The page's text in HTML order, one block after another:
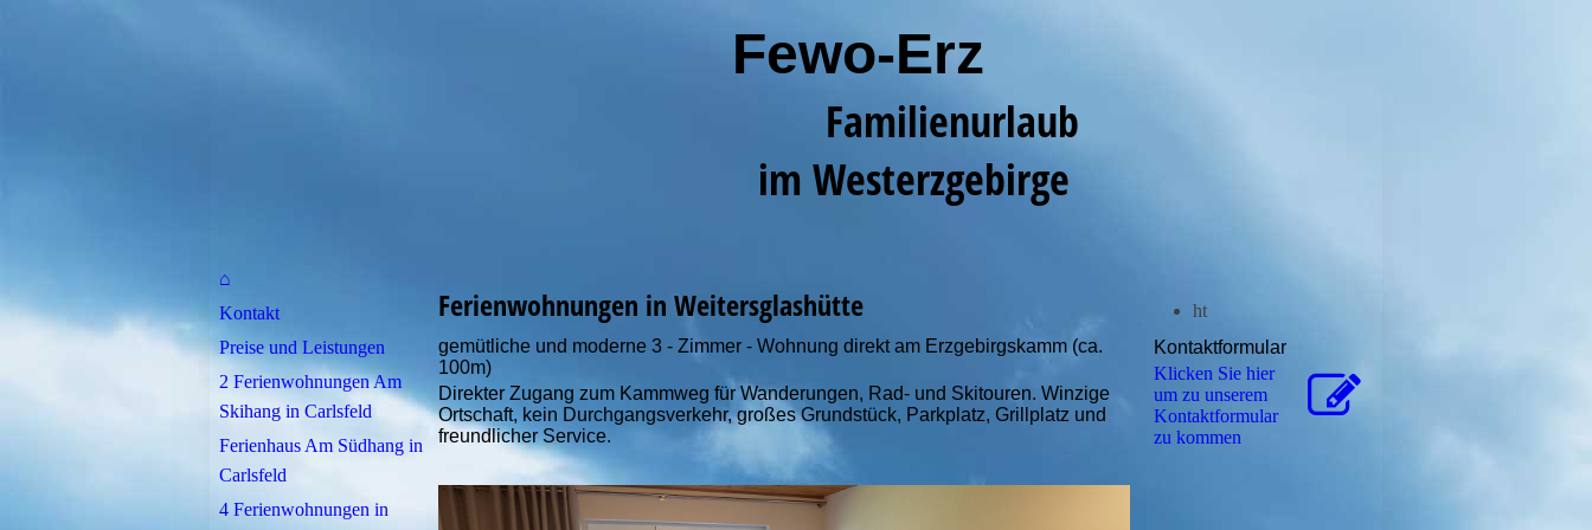
Fewo-Erz
Familienurlaub
im Westerzgebirge
⌂
Kontakt
Preise und Leistungen
2 Ferienwohnungen Am
Skihang in Carlsfeld
Ferienhaus Am Südhang in
Carlsfeld
4 Ferienwohnungen in
Ferienwohnungen in Weitersglashütte
gemütliche und moderne 3 - Zimmer - Wohnung direkt am Erzgebirgskamm (ca.
100m)
Direkter Zugang zum Kammweg für Wanderungen, Rad- und Skitouren. Winzige
Ortschaft, kein Durchgangsverkehr, großes Grundstück, Parkplatz, Grillplatz und
freundlicher Service.
ht
Kontaktformular
Klicken Sie hier
um zu unserem
Kon­takt­for­mu­lar
zu kommen